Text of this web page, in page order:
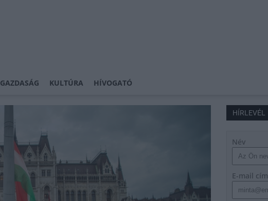
GAZDASÁG KULTÚRA HÍVOGATÓ
HÍRLEVÉL
Név
E-mail cím